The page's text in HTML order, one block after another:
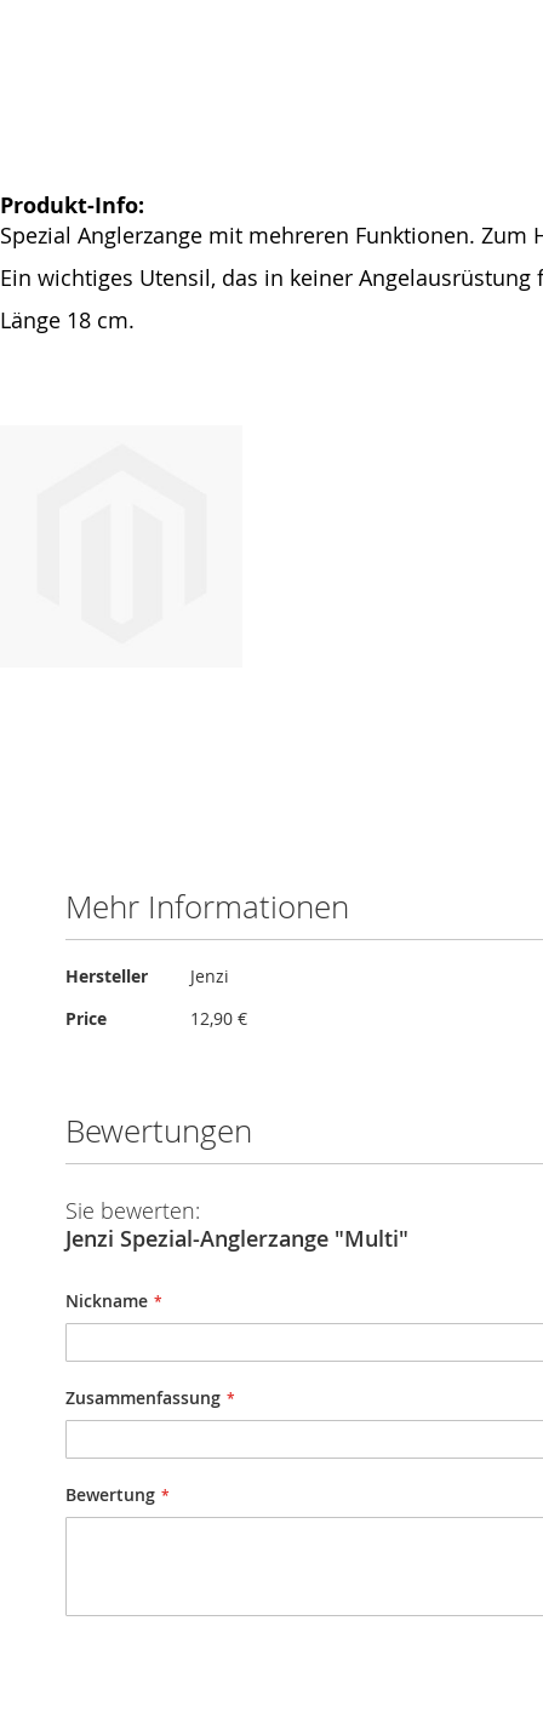
Produkt-Info:
Spezial Anglerzange mit mehreren Funktionen. Zum
Ein wichtiges Utensil, das in keiner Angelausrüstung
Länge 18 cm.
Mehr Informationen
Mehr
Hersteller
Jenzi
Price
12,90 €
Bewertungen
Sie bewerten:
Jenzi Spezial-Anglerzange "Multi"
Nickname
Zusammenfassung
Bewertung